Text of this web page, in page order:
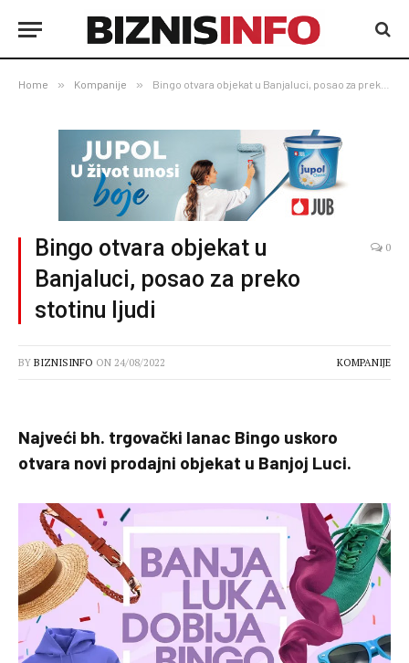
Home » Kompanije » Bingo otvara objekat u Banjaluci, posao za preko stotinu ljudi
Bingo otvara objekat u
Banjaluci, posao za preko
stotinu ljudi
0
BY BIZNISINFO ON 24/08/2022 KOMPANIJE
Najveći bh. trgovački lanac Bingo uskoro
otvara novi prodajni objekat u Banjoj Luci.